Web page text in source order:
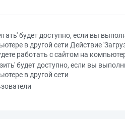
будет доступно, если вы
в другой сети Действие
работать с сайтом на
будет доступно, если вы
в другой сети